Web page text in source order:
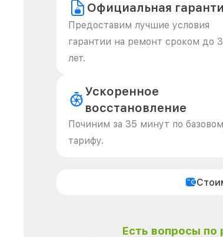
Официальная
Предоставим лучшие условия
гарантии на ремонт сроком до 3
лет.
Ускоренное
восстановление
Починим за 35 минут по
тарифу.
Есть вопросы по